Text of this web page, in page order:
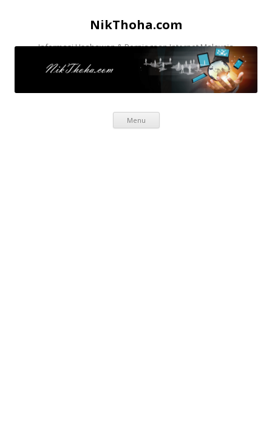
NikThoha.com
Informasi Usahawan & Perniagaan Internet Malaysia
Menu
Skip to content